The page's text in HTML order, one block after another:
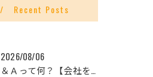
Recent Posts
2026/08/06
Ｍ＆Ａって何？【会社を未来へつなぐ選択肢】